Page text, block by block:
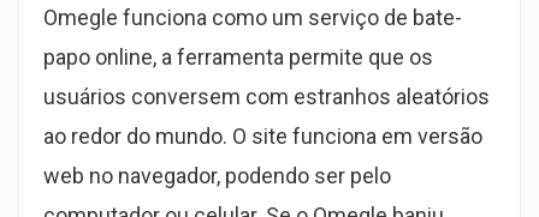
Omegle funciona como um serviço de bate-
papo online, a ferramenta permite que os
usuários conversem com estranhos aleatórios
ao redor do mundo. O site funciona em versão
web no navegador, podendo ser pelo